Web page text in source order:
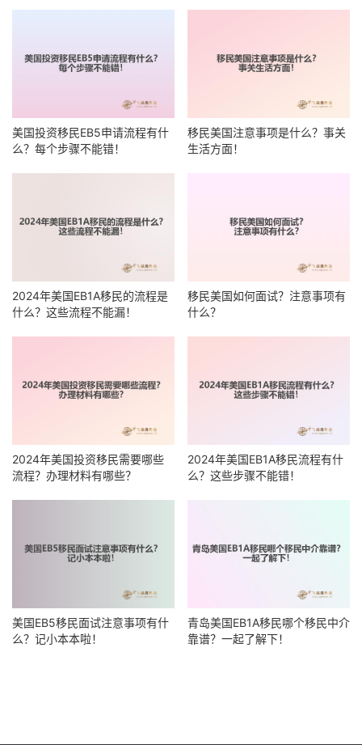
美国投资移民EB5申请流程有什
么？每个步骤不能错！
移民美国注意事项是什么？事关
生活方面！
2024年美国EB1A移民的流程是
什么？这些流程不能漏！
移民美国如何面试？注意事项有
什么？
2024年美国投资移民需要哪些
流程？办理材料有哪些？
2024年美国EB1A移民流程有什
么？这些步骤不能错！
美国EB5移民面试注意事项有什
么？记小本本啦！
青岛美国EB1A移民哪个移民中介
靠谱？一起了解下！